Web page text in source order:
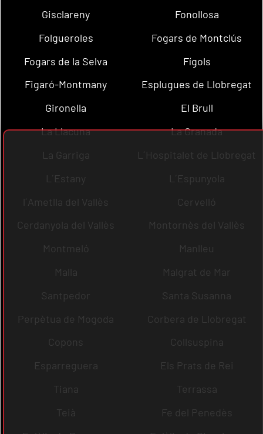
Gisclareny
Fonollosa
Folgueroles
Fogars de Montclús
Fogars de la Selva
Fígols
Figaró-Montmany
Esplugues de Llobregat
Gironella
El Brull
La Llacuna
La Granada
La Garriga
L´Hospitalet de Llobregat
L´Estany
L´Espunyola
l´Ametlla del Vallès
Cervelló
Cerdanyola del Vallès
Montornès del Vallès
Montmeló
Manlleu
Malla
Malgrat de Mar
Santpedor
Santa Susanna
Perpètua de Mogoda
Corbera de Llobregat
Copons
Collsuspina
Esparreguera
Els Prats de Rei
Tiana
Terrassa
Teià
Fe del Penedès